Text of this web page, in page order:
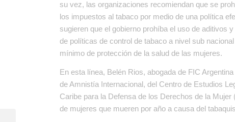
su vez, las organizaciones recomiendan que se
los impuestos al tabaco por medio de una política
sugieren que el gobierno prohíba el uso de aditivos
de políticas de control de tabaco a nivel sub
mínimo de protección de la salud de las mujeres.
En esta línea, Belén Rios, abogada de FIC
de Amnistía Internacional, del Centro de Estudios
Caribe para la Defensa de los Derechos de la
de mujeres que mueren por año a causa del